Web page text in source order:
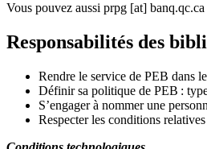
Vous pouvez aussi prpg [at] banq.qc.ca
Responsabilités des
Rendre le service de PEB dans
Définir sa politique de PEB :
S’engager à nommer une
Respecter les conditions